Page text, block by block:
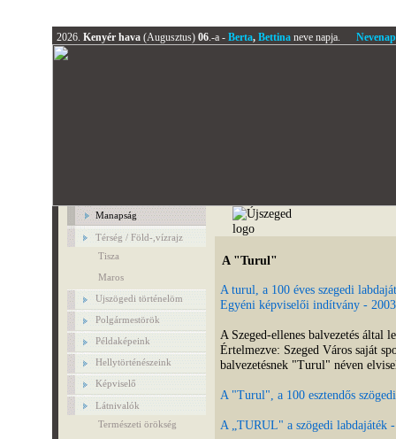
2026. Kenyér hava (Augusztus) 06.-a - Berta, Bettinaneve napja.
Manapság
Térség / Föld-,vízrajz
Tisza
Maros
Ujszögedi történelöm
Polgármestörök
Példaképeink
Hellytörténészeink
Képviselő
Látnivalók
Természeti örökség
A "Turul"
A turul, a 100 éves szegedi
Egyéni képviselői indítvány -
A Szeged-ellenes balvezetés
Értelmezve: Szeged Város saját
balvezetésnek "Turul" néven
A "Turul", a 100 esztendős
A „TURUL" a szögedi labdajáték